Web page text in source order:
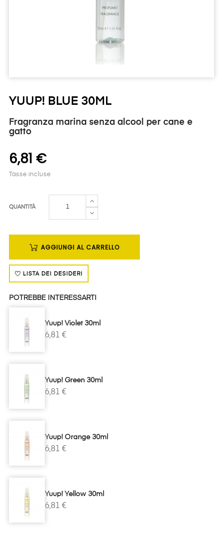
YUUP! BLUE 30ML
Fragranza marina senza alcool per cane e
gatto
6,81 €
Tasse incluse
QUANTITÀ
AGGIUNGI AL CARRELLO
LISTA DEI DESIDERI
POTREBBE INTERESSARTI
Yuup! Violet 30ml
6,81 €
Yuup! Green 30ml
6,81 €
Yuup! Orange 30ml
6,81 €
Yuup! Yellow 30ml
6,81 €